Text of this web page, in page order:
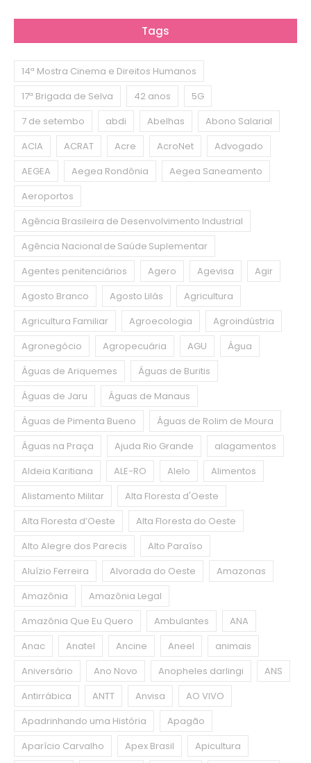
Tags
14ª Mostra Cinema e Direitos Humanos
17ª Brigada de Selva
42 anos
5G
7 de setembo
abdi Abelhas
Abono Salarial
ACIA
ACRAT Acre AcroNet
Advogado
AEGEA
Aegea Rondônia
Aegea Saneamento
Aeroportos
Agência Brasileira de Desenvolvimento Industrial
Agência Nacional de Saúde Suplementar
Agentes penitenciários
Agero Agevisa
Agir
Agosto Branco
Agosto Lilás
Agricultura
Agricultura Familiar
Agroecologia
Agroindústria
Agronegócio
Agropecuária AGU
Água
Águas de Ariquemes
Águas de Buritis
Águas de Jaru
Águas de Manaus
Águas de Pimenta Bueno
Águas de Rolim de Moura
Águas na Praça
Ajuda Rio Grande
alagamentos
Aldeia Karitiana
ALE-RO Alelo
Alimentos
Alistamento Militar
Alta Floresta d'Oeste
Alta Floresta d’Oeste
Alta Floresta do Oeste
Alto Alegre dos Parecis
Alto Paraíso
Aluízio Ferreira
Alvorada do Oeste
Amazonas
Amazônia
Amazônia Legal
Amazônia Que Eu Quero
Ambulantes
ANA
Anac
Anatel Ancine Aneel
animais
Aniversário
Ano Novo Anopheles darlingi
ANS
Antirrábica
ANTT Anvisa
AO VIVO
Apadrinhando uma História
Apagão
Aparício Carvalho
Apex Brasil
Apicultura